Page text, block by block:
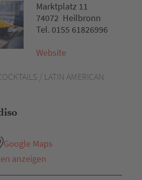
/ LATIN AMERICAN
Google Maps
anzeigen
Marktplatz 11
74072 Heilbronn
Tel. 0155 61826996
Website